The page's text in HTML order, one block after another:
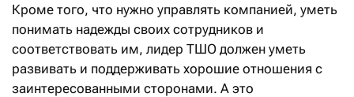
Кроме того, что нужно управлять компанией, уметь
понимать надежды своих сотрудников и
соответствовать им, лидер ТШО должен уметь
развивать и поддерживать хорошие отношения с
заинтересованными сторонами. А это